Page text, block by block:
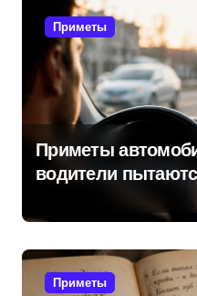
Приметы
Приметы
водители
дороге
Приметы